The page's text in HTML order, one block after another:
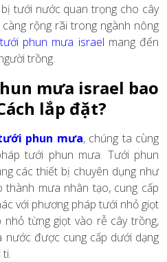
tưới nước quan trọng cho cây
rộng rãi trong ngành nông
phun mưa israel mang đến
trồng.
mưa israel bao
lắp đặt?
phun mưa, chúng ta cùng
tưới phun mưa. Tưới phun
các thiết bị chuyên dụng như
mưa nhân tạo, cung cấp
với phương pháp tưới nhỏ giọt
từng giọt vào rễ cây trồng,
nước được cung cấp dưới dạng